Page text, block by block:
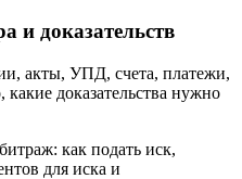
и доказательств
акты, УПД, счета, платежи,
какие доказательства нужно